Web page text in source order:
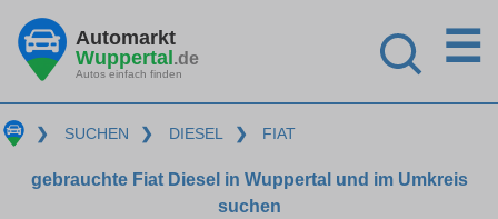
Automarkt
Wuppertal.de
Autos einfach finden
☰
❯ SUCHEN ❯ DIESEL ❯ FIAT
gebrauchte Fiat Diesel in Wuppertal und im Umkreis
suchen